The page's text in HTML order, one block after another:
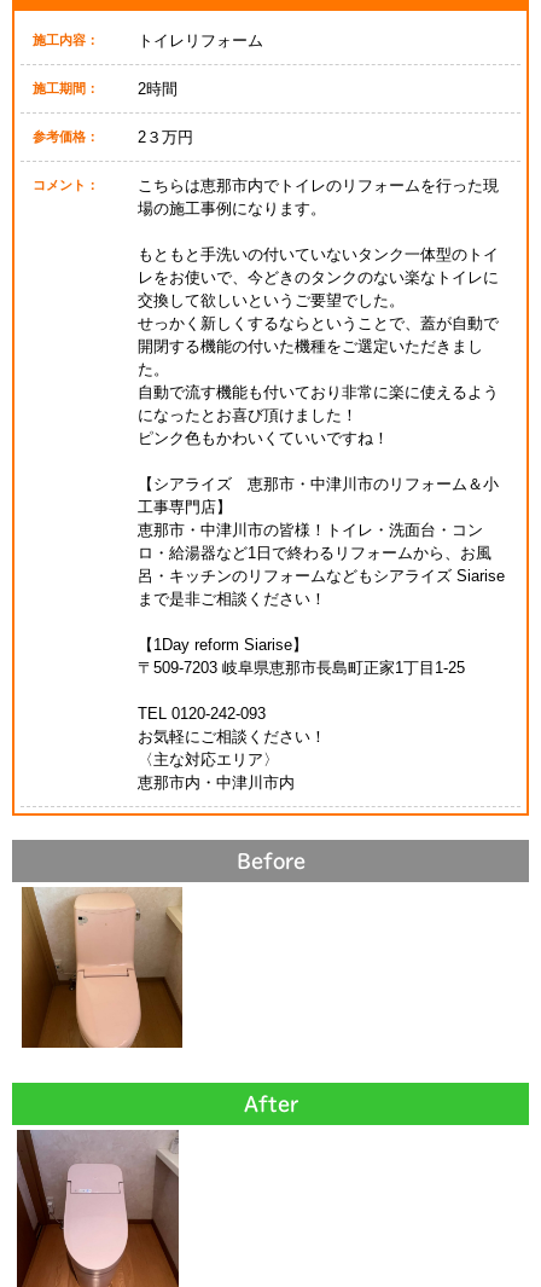
施工内容： トイレリフォーム
施工期間： 2時間
参考価格： 2３万円
コメント：
こちらは恵那市内でトイレのリフォームを行った現
場の施工事例になります。
もともと手洗いの付いていないタンク一体型のトイ
レをお使いで、今どきのタンクのない楽なトイレに
交換して欲しいというご要望でした。
せっかく新しくするならということで、蓋が自動で
開閉する機能の付いた機種をご選定いただきまし
た。
自動で流す機能も付いており非常に楽に使えるよう
になったとお喜び頂けました！
ピンク色もかわいくていいですね！
【シアライズ 恵那市・中津川市のリフォーム＆小
工事専門店】
恵那市・中津川市の皆様！トイレ・洗面台・コン
ロ・給湯器など1日で終わるリフォームから、お風
呂・キッチンのリフォームなどもシアライズ Siarise
まで是非ご相談ください！
【1Day reform Siarise】
〒509-7203 岐阜県恵那市長島町正家1丁目1-25
TEL 0120-242-093
お気軽にご相談ください！
〈主な対応エリア〉
恵那市内・中津川市内
Before
After